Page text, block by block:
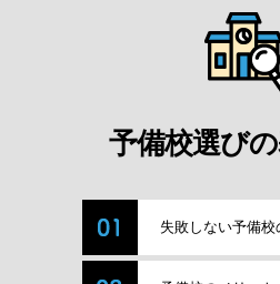
予備校選び
失敗しない予備校